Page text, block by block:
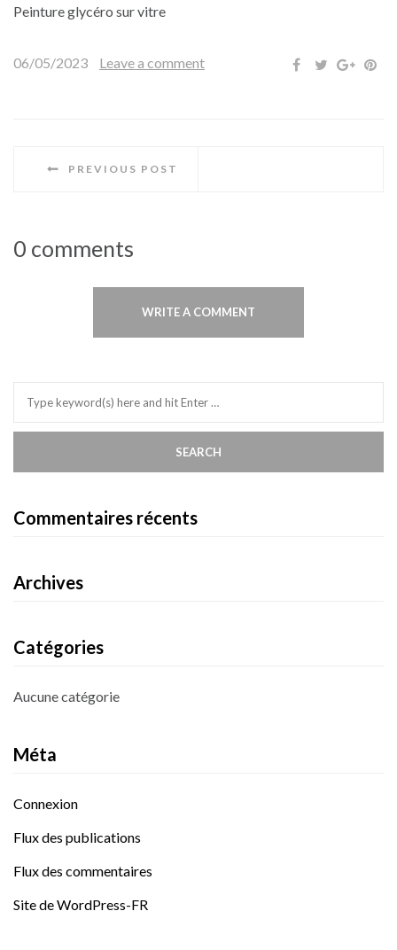
Peinture glycéro sur vitre
06/05/2023 Leave a comment
PREVIOUS POST
0 comments
WRITE A COMMENT
Commentaires récents
Archives
Catégories
Aucune catégorie
Méta
Connexion
Flux des publications
Flux des commentaires
Site de WordPress-FR